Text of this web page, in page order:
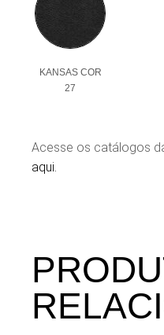
KANSAS COR
27
Acesse os catálogos
aqui.